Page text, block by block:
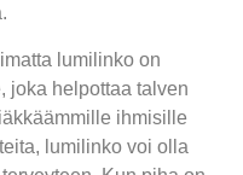
lumilinko on
joka helpottaa talven
ihmisille
lumilinko voi olla